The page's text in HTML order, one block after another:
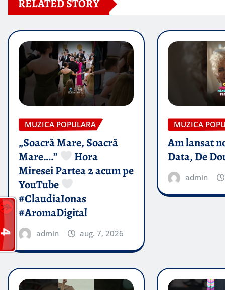
RELATED STORY
MUZICA POPULARA
„Soacră Mare, Soacră
Mare….”
Hora
Miresei Partea 2 acum pe
YouTube
#ClaudiaIonas
#AromaDigital
admin aug. 7, 2026
MUZICA
Am lansat
Data, De
admin